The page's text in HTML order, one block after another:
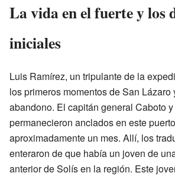
La vida en el fuerte y los
iniciales
Luis Ramírez, un tripulante de la
los primeros momentos de San Lázaro
abandono. El capitán general Caboto
permanecieron anclados en este
aproximadamente un mes. Allí, los
enteraron de que había un joven de
anterior de Solís en la región. Este